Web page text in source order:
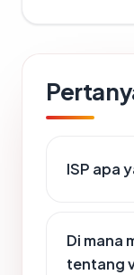
ISP apa
Di mana
tentang